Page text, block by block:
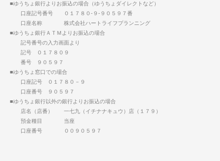
■ゆうちょ銀行よりお振込の場合（ゆうちょダイレクトなど）
口座記号番号 ０１７８０-９-９０５９７番
口座名称 株式会社ハートライフプランニング
■ゆうちょ銀行ＡＴＭよりお振込の場合
記号番号の入力画面より
記号 ０１７８０９
番号 ９０５９７
■ゆうちょ窓口での場合
口座記号 ０１７８０－９
口座番号 ９０５９７
■ゆうちょ銀行以外の銀行よりお振込の場合
店名（店番） 一七九（イチナナキュウ）店（１７９）
預金種目 当座
口座番号 ００９０５９７